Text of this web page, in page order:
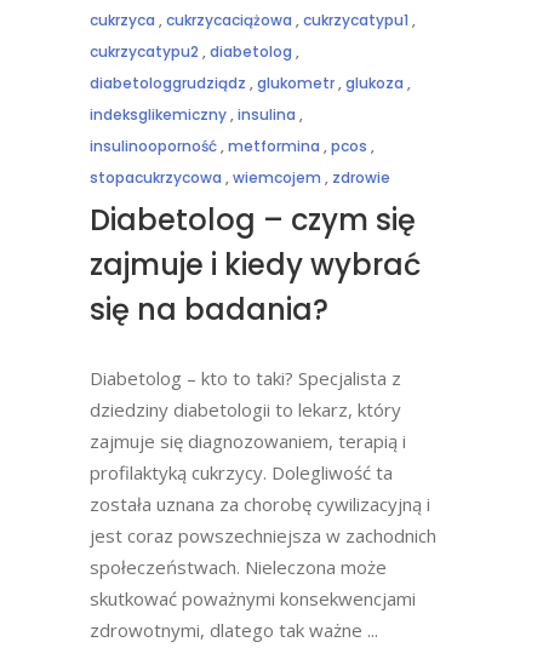
cukrzyca ,cukrzycaciążowa ,cukrzycatypu1 ,
cukrzycatypu2 ,diabetolog ,
diabetologgrudziądz ,glukometr,glukoza ,
indeksglikemiczny,insulina ,
insulinooporność,metformina ,pcos ,
stopacukrzycowa ,wiemcojem , zdrowie
Diabetolog – czym się
zajmuje i kiedy wybrać
się na badania?
Diabetolog – kto to taki? Specjalista z
dziedziny diabetologii to lekarz, który
zajmuje się diagnozowaniem, terapią i
profilaktyką cukrzycy. Dolegliwość ta
została uznana za chorobę cywilizacyjną i
jest coraz powszechniejsza w zachodnich
społeczeństwach. Nieleczona może
skutkować poważnymi konsekwencjami
zdrowotnymi, dlatego tak ważne